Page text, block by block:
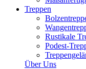
Treppen
Rustikale
Podest-
Über Uns